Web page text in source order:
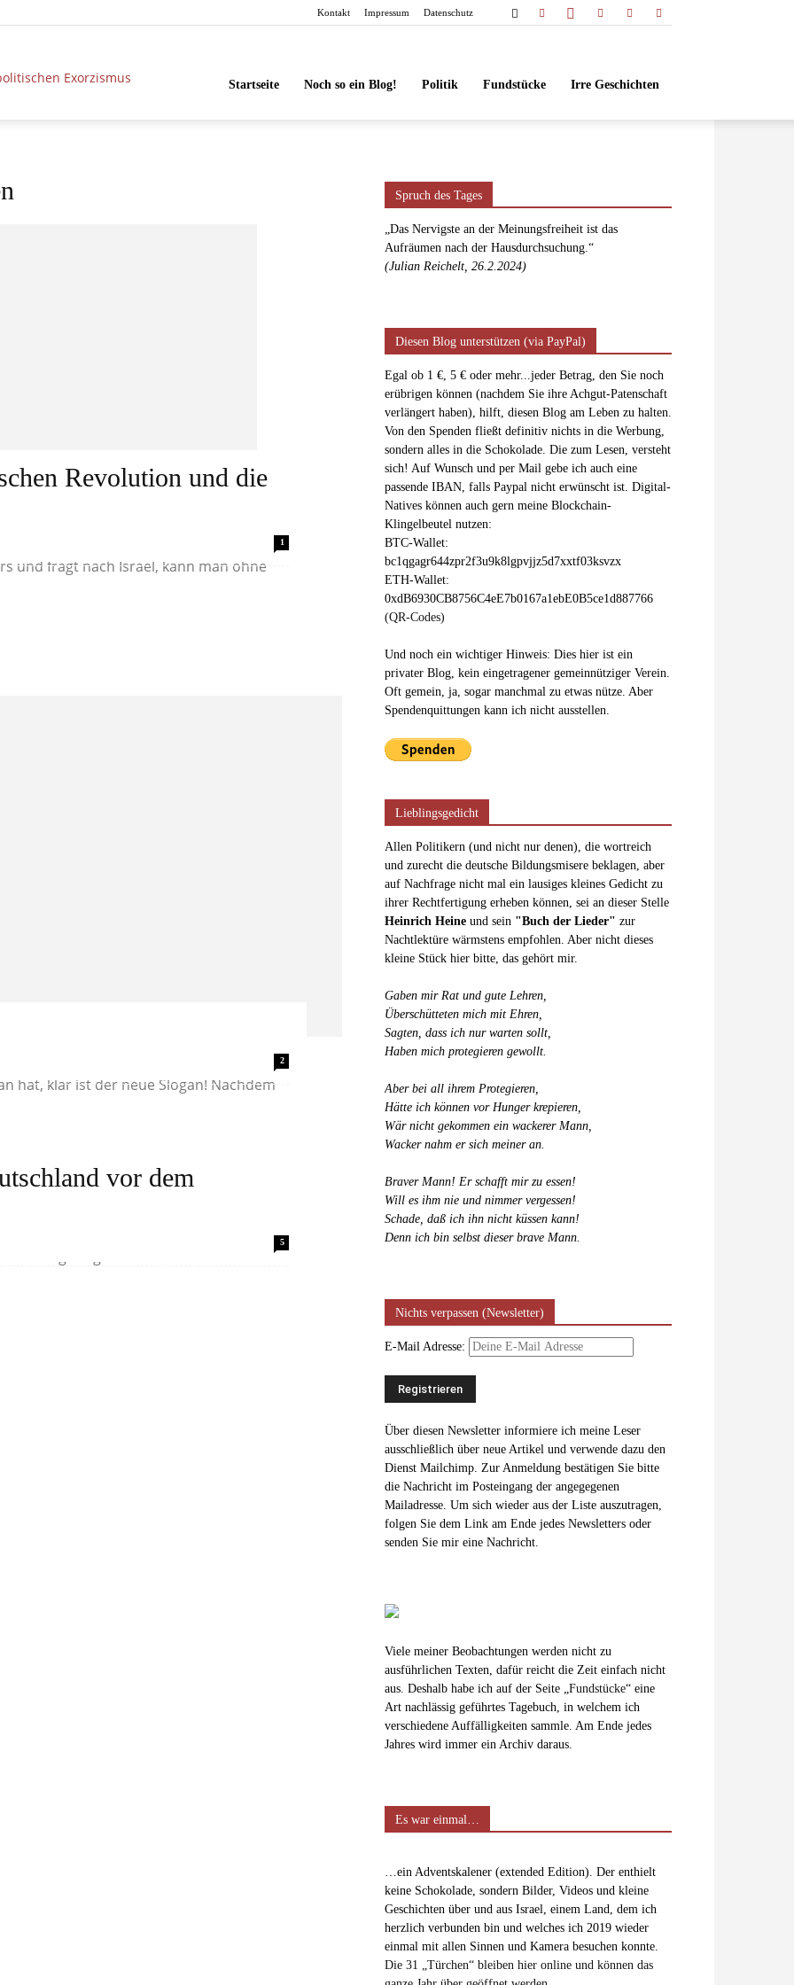
Kontakt Impressum Datenschutz
Startseite Noch so ein Blog! Politik Fundstücke Irre Geschichten
Revolution und die
1
Mediums ein Mikrofon
und fragt nach Israel, kann man ohne
2
Klar. Nicht dass klar wäre, dass
hat, klar ist der neue Slogan! Nachdem
vor dem
5
um genau zu sein. Es lebt sich
Spruch des Tages
„Das Nervigste an der Meinungsfreiheit ist das
Aufräumen nach der Hausdurchsuchung.“
(Julian Reichelt, 26.2.2024)
Diesen Blog unterstützen (via PayPal)
Egal ob 1 €, 5 € oder mehr...jeder Betrag, den Sie noch
erübrigen können (nachdem Sie ihre Achgut-Patenschaft
verlängert haben), hilft, diesen Blog am Leben zu halten.
Von den Spenden fließt definitiv nichts in die Werbung,
sondern alles in die Schokolade. Die zum Lesen, versteht
sich! Auf Wunsch und per Mail gebe ich auch eine
passende IBAN, falls Paypal nicht erwünscht ist. Digital-
Natives können auch gern meine Blockchain-
Klingelbeutel nutzen:
BTC-Wallet:
bc1qgagr644zpr2f3u9k8lgpvjjz5d7xxtf03ksvzx
ETH-Wallet:
0xdB6930CB8756C4eE7b0167a1ebE0B5ce1d887766
(QR-Codes)
Und noch ein wichtiger Hinweis: Dies hier ist ein
privater Blog, kein eingetragener gemeinnütziger Verein.
Oft gemein, ja, sogar manchmal zu etwas nütze. Aber
Spendenquittungen kann ich nicht ausstellen.
Lieblingsgedicht
Allen Politikern (und nicht nur denen), die wortreich
und zurecht die deutsche Bildungsmisere beklagen, aber
auf Nachfrage nicht mal ein lausiges kleines Gedicht zu
ihrer Rechtfertigung erheben können, sei an dieser Stelle
Heinrich Heine und sein "Buch der Lieder" zur
Nachtlektüre wärmstens empfohlen. Aber nicht dieses
kleine Stück hier bitte, das gehört mir.
Gaben mir Rat und gute Lehren,
Überschütteten mich mit Ehren,
Sagten, dass ich nur warten sollt,
Haben mich protegieren gewollt.
Aber bei all ihrem Protegieren,
Hätte ich können vor Hunger krepieren,
Wär nicht gekommen ein wackerer Mann,
Wacker nahm er sich meiner an.
Braver Mann! Er schafft mir zu essen!
Will es ihm nie und nimmer vergessen!
Schade, daß ich ihn nicht küssen kann!
Denn ich bin selbst dieser brave Mann.
Nichts verpassen (Newsletter)
E-Mail Adresse:
Über diesen Newsletter informiere ich meine Leser
ausschließlich über neue Artikel und verwende dazu den
Dienst Mailchimp. Zur Anmeldung bestätigen Sie bitte
die Nachricht im Posteingang der angegegenen
Mailadresse. Um sich wieder aus der Liste auszutragen,
folgen Sie dem Link am Ende jedes Newsletters oder
senden Sie mir eine Nachricht.
Viele meiner Beobachtungen werden nicht zu
ausführlichen Texten, dafür reicht die Zeit einfach nicht
aus. Deshalb habe ich auf der Seite „Fundstücke“ eine
Art nachlässig geführtes Tagebuch, in welchem ich
verschiedene Auffälligkeiten sammle. Am Ende jedes
Jahres wird immer ein Archiv daraus.
Es war einmal…
…ein Adventskalener (extended Edition). Der enthielt
keine Schokolade, sondern Bilder, Videos und kleine
Geschichten über und aus Israel, einem Land, dem ich
herzlich verbunden bin und welches ich 2019 wieder
einmal mit allen Sinnen und Kamera besuchen konnte.
Die 31 „Türchen“ bleiben hier online und können das